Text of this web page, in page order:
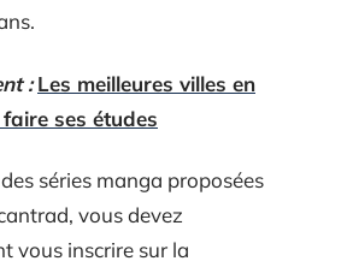
: Les meilleures villes en
ses études
séries manga proposées
vous devez
vous inscrire sur la